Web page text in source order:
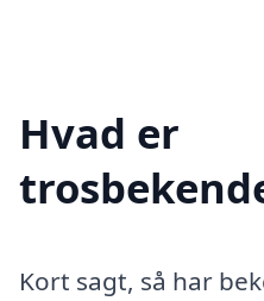
Hvad er
Kort sagt, så har